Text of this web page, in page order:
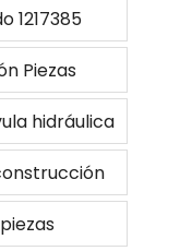
32001
1217385
Piezas
705-
hidráulica
para
271-0874
385-